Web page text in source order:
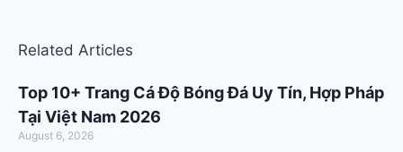
Related Articles
Top 10+ Trang Cá Độ Bóng Đá Uy Tín, Hợp Pháp
Tại Việt Nam 2026
August 6, 2026